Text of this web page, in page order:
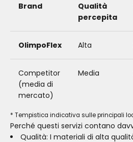
Brand
Qualità
percepita
OlimpoFlex Alta
Competitor
(media di
mercato)
Media
* Tempistica indicativa sulle principali
Perché questi servizi contano
Qualità: I materiali di alta